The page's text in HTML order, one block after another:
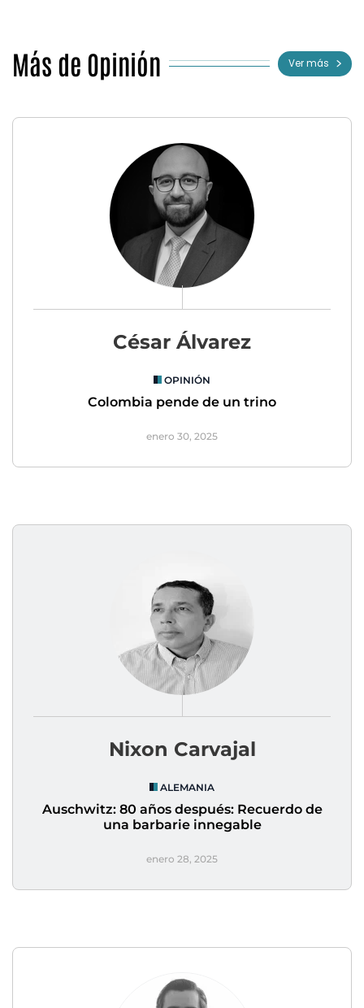
Más de Opinión Ver más
César Álvarez
OPINIÓN
Colombia pende de un trino
enero 30, 2025
Nixon Carvajal
ALEMANIA
Auschwitz: 80 años después: Recuerdo de
una barbarie innegable
enero 28, 2025